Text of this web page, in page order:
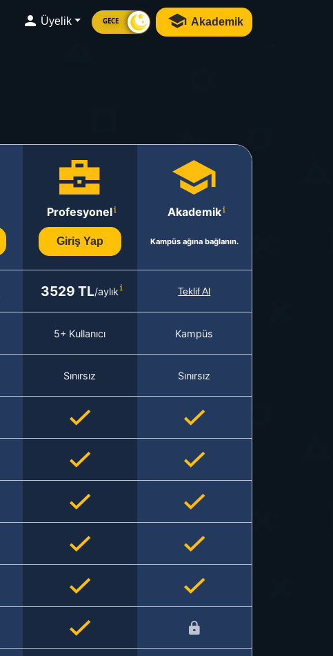
Üyelik GECE Akademik
Profesyonel
Giriş Yap
Akademik
Kampüs ağına bağlanın.
3529 TL/aylık Teklif Al
5+ Kullanıcı Kampüs
Sınırsız Sınırsız